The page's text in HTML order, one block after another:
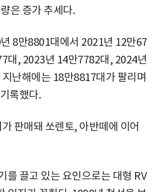
은 증가 추세다.
8만8801대에서 2021년 12만67
대, 2023년 14만7782대, 2024년
난해에는 18만8817대가 팔리며
록했다.
판매돼 쏘렌토, 아반떼에 이어
를 끌고 있는 요인으로는 대형 RV